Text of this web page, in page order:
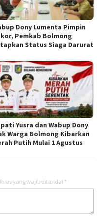
Dony Lumenta Pimpin
Pemkab Bolmong
Status Siaga Darurat
Yusra dan Wabup Dony
Warga Bolmong Kibarkan
Putih Mulai 1 Agustus
Ruas yang wajib ditandai *